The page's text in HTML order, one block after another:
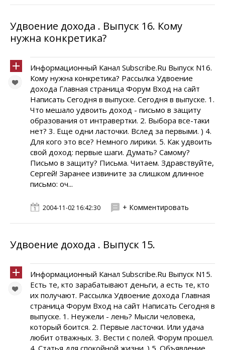
Удвоение дохода . Выпуск 16. Кому
нужна конкретика?
Информационный Канал Subscribe.Ru Выпуск N16.
Кому нужна конкретика? Рассылка Удвоение
дохода Главная страница Форум Вход на сайт
Написать Сегодня в выпуске. Сегодня в выпуске. 1.
Что мешало удвоить доход - письмо в защиту
образования от интравертки. 2. Выбора все-таки
нет? 3. Еще одни ласточки. Вслед за первыми. ) 4.
Для кого это все? Немного лирики. 5. Как удвоить
свой доход: первые шаги. Думать? Самому?
Письмо в защиту? Письма. Читаем. Здравствуйте,
Сергей! Заранее извините за слишком длинное
письмо: оч...
2004-11-02 16:42:30 + Комментировать
Удвоение дохода . Выпуск 15.
Информационный Канал Subscribe.Ru Выпуск N15.
Есть те, кто зарабатывают деньги, а есть те, кто
их получают. Рассылка Удвоение дохода Главная
страница Форум Вход на сайт Написать Сегодня в
выпуске. 1. Неужели - лень? Мысли человека,
который боится. 2. Первые ласточки. Или удача
любит отважных. 3. Вести с полей. Форум прошел.
4. Статья для спокойной жизни. ) 5. Объявление